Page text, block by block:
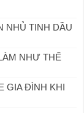
NHỦ TINH DẦU
NHƯ THẾ
GIA ĐÌNH KHI